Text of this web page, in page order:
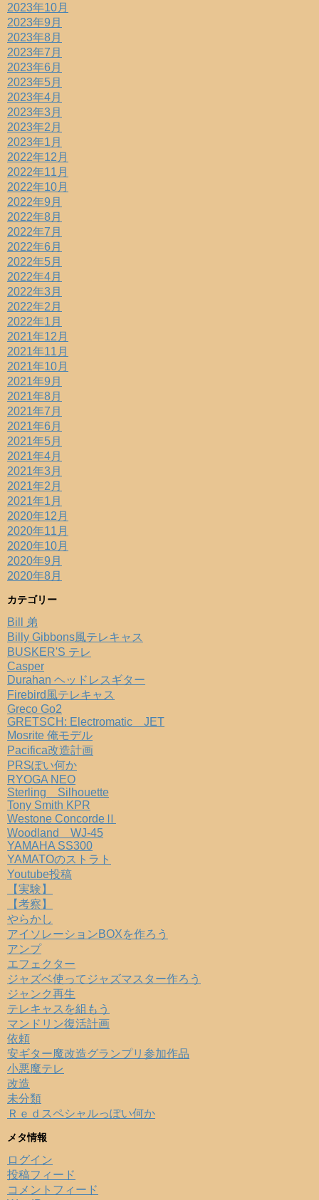
2023年10月
2023年9月
2023年8月
2023年7月
2023年6月
2023年5月
2023年4月
2023年3月
2023年2月
2023年1月
2022年12月
2022年11月
2022年10月
2022年9月
2022年8月
2022年7月
2022年6月
2022年5月
2022年4月
2022年3月
2022年2月
2022年1月
2021年12月
2021年11月
2021年10月
2021年9月
2021年8月
2021年7月
2021年6月
2021年5月
2021年4月
2021年3月
2021年2月
2021年1月
2020年12月
2020年11月
2020年10月
2020年9月
2020年8月
カテゴリー
Bill 弟
Billy Gibbons風テレキャス
BUSKER'S テレ
Casper
Durahan ヘッドレスギター
Firebird風テレキャス
Greco Go2
GRETSCH: Electromatic JET
Mosrite 俺モデル
Pacifica改造計画
PRSぽい何か
RYOGA NEO
Sterling Silhouette
Tony Smith KPR
Westone ConcordeⅡ
Woodland WJ-45
YAMAHA SS300
YAMATOのストラト
Youtube投稿
【実験】
【考察】
やらかし
アイソレーションBOXを作ろう
アンプ
エフェクター
ジャズベ使ってジャズマスター作ろう
ジャンク再生
テレキャスを組もう
マンドリン復活計画
依頼
安ギター魔改造グランプリ参加作品
小悪魔テレ
改造
未分類
Ｒｅｄスペシャルっぽい何か
メタ情報
ログイン
投稿フィード
コメントフィード